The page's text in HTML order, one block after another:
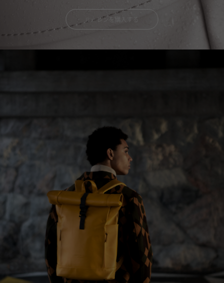
ルーレンを購入する